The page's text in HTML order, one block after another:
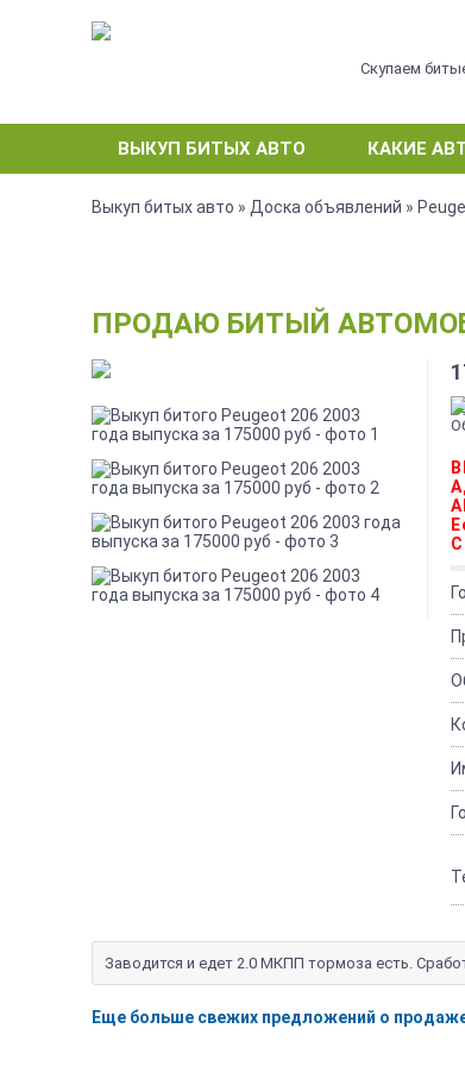
Скупаем
ВЫКУП БИТЫХ АВТО КАКИЕ
Выкуп битых авто » Доска объявлений »
ПРОДАЮ БИТЫЙ
Заводится и едет 2.0 МКПП тормоза есть.
Еще больше свежих предложений о